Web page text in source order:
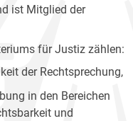
ist Mitglied der
für Justiz zählen:
der Rechtsprechung,
in den Bereichen
und